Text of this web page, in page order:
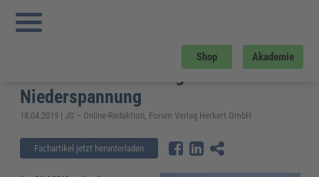
Shop Akademie
Sie sind hier:
VDE-AR-N 4105 und VDE-AR-N 4100 bilden neues Basisregelwerk für die
Niederspannung
VDE-AR-N 4105 und VDE-AR-N 4100
bilden neues Basisregelwerk für die
Niederspannung
18.04.2019 | JS – Online-Redaktion, Forum Verlag Herkert GmbH
Fachartikel jetzt herunterladen